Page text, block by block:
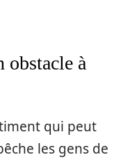
obstacle à
qui peut
les gens de